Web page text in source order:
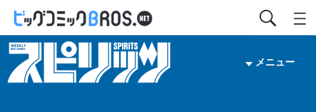
メニュー